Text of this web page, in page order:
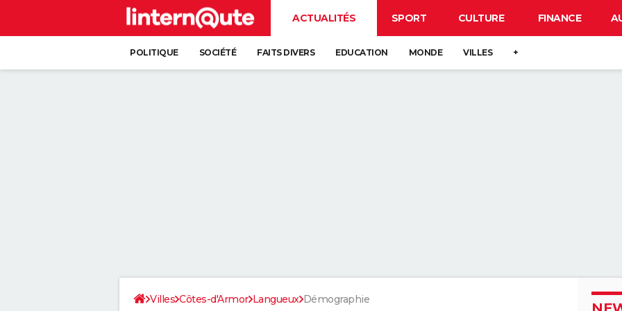
ACTUALITÉS SPORT CULTURE FINANCE
POLITIQUE SOCIÉTÉ FAITS DIVERS EDUCATION MONDE VILLES +
Villes Côtes-d'Armor Langueux Démographie